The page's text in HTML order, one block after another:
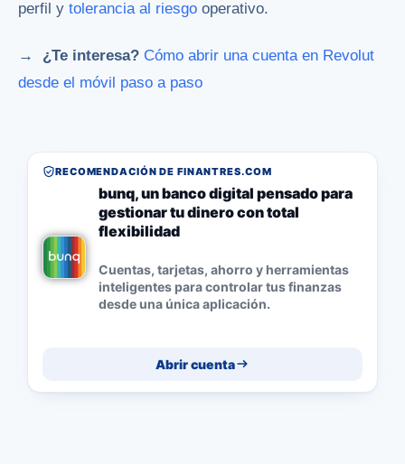
perfil y tolerancia al riesgo operativo.
→ ¿Te interesa? Cómo abrir una cuenta en Revolut
desde el móvil paso a paso
RECOMENDACIÓN DE FINANTRES.COM
bunq, un banco digital pensado para
gestionar tu dinero con total
flexibilidad
Cuentas, tarjetas, ahorro y herramientas
inteligentes para controlar tus finanzas
desde una única aplicación.
Abrir cuenta